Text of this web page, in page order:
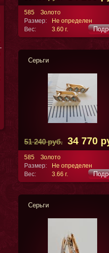
585
Золото
Размер:
Не определен
Вес:
3.60 г.
Серьги
51 240 руб. 34 770
585
Золото
Размер:
Не определен
Вес:
3.66 г.
Серьги